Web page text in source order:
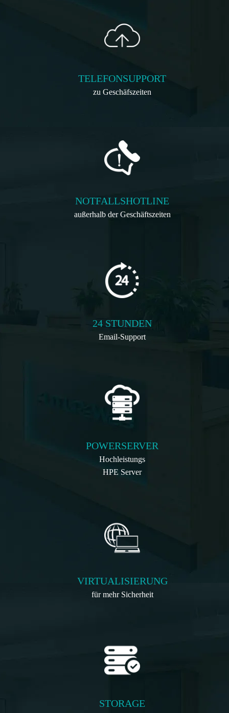
TELEFONSUPPORT
zu Geschäfszeiten
NOTFALLSHOTLINE
außerhalb der Geschäftszeiten
24 STUNDEN
Email-Support
POWERSERVER
Hochleistungs
HPE Server
VIRTUALISIERUNG
für mehr Sicherheit
STORAGE